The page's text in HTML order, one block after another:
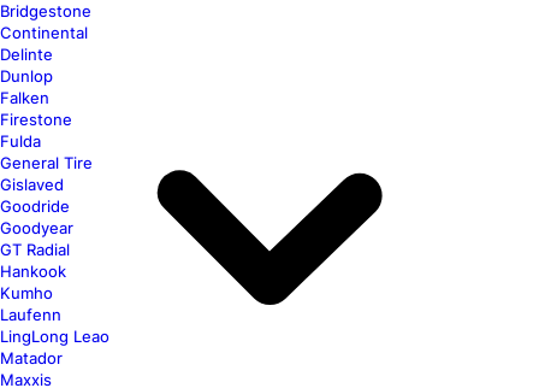
Bridgestone
Continental
Delinte
Dunlop
Falken
Firestone
Fulda
General Tire
Gislaved
Goodride
Goodyear
GT Radial
Hankook
Kumho
Laufenn
LingLong Leao
Matador
Maxxis